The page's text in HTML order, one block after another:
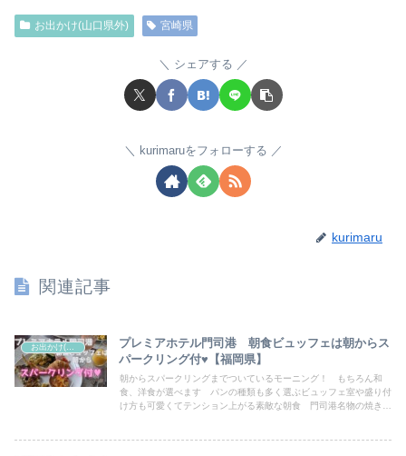
お出かけ(山口県外) 宮崎県
シェアする
kurimaruをフォローする
kurimaru
関連記事
お出かけ(山口県外)
プレミアホテル門司港 朝食ビュッフェは朝からス
パークリング付♥【福岡県】
朝からスパークリングまでついているモーニング！ もちろん和
食、洋食が選べます パンの種類も多く選ぶビュッフェ室や盛り付
け方も可愛くてテンション上がる素敵な朝食 門司港名物の焼きカ